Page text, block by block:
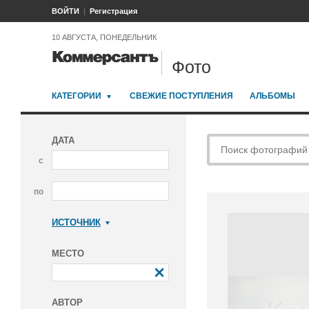
ВОЙТИ Регистрация
10 АВГУСТА, ПОНЕДЕЛЬНИК
Фото
КАТЕГОРИИ СВЕЖИЕ ПОСТУПЛЕНИЯ АЛЬБОМЫ
ДАТА
с
по
ИСТОЧНИК
МЕСТО
АВТОР